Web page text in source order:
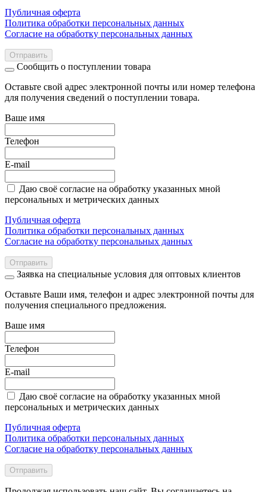
Публичная оферта
Политика обработки персональных данных
Согласие на обработку персональных данных
Отправить
Сообщить о поступлении товара
Оставьте свой адрес электронной почты или номер телефона
для получения сведений о поступлении товара.
Ваше имя
Телефон
E-mail
Даю своё согласие на обработку указанных мной
персональных и метрических данных
Публичная оферта
Политика обработки персональных данных
Согласие на обработку персональных данных
Отправить
Заявка на специальные условия для оптовых клиентов
Оставьте Ваши имя, телефон и адрес электронной почты для
получения специального предложения.
Ваше имя
Телефон
E-mail
Даю своё согласие на обработку указанных мной
персональных и метрических данных
Публичная оферта
Политика обработки персональных данных
Согласие на обработку персональных данных
Отправить